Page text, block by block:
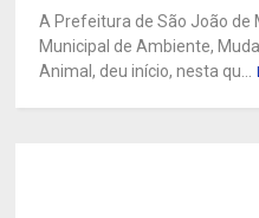
A Prefeitura de São João de
Municipal de Ambiente,
Animal, deu início, nesta qu...